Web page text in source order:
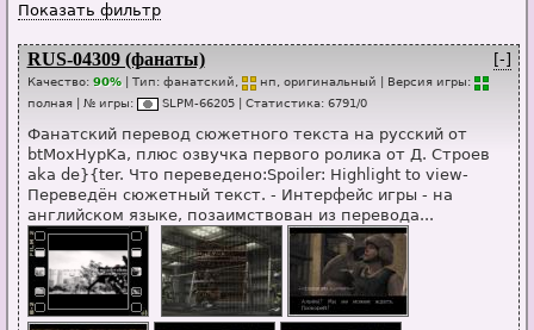
Показать фильтр
[-]
RUS-04309 (фанаты)
Качество: 90% | Тип: фанатский, нп , оригинальный
| Версия игры:
полная | № игры: SL PM-66205 Статистика: 6791/0
Фанатский перевод сюжетного текста на русский от
btMoxHypKa, плюс озвучка первого ролика от Д. Строев
aka de}{ter. Что переведено:Spoiler: Highlight to view-
Переведён сюжетный текст. - Интерфейс игры - на
английском языке, позаимствован из перевода...